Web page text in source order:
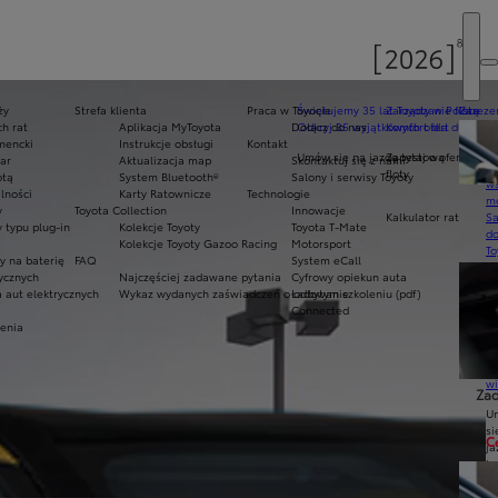
Świętujemy 35 lat Toyoty w Polsce
Odkryj 35 wyjątkowych ofert
Umów się na jazdę testową
rat
Zarządzanie flotą
Komfort dla dużych
Zapytaj o ofertę dla
floty
Kalkulator rat
Strefa klienta
Aplikacja MyToyota
Instrukcje obsługi
Aktualizacja map
System Bluetooth®
Karty Ratownicze
Toyota Collection
Kolekcje Toyoty
Kolekcje Toyoty Gazoo Racing
FAQ
Najczęściej zadawane pytania
Wykaz wydanych zaświadczeń o odbytym szkoleniu (pdf)
typu plug-in
na baterię
aut elektrycznych
Praca w Toyocie
Dołącz do nas
Kontakt
Skontaktuj się z nami
Salony i serwisy Toyoty
Technologie
Innowacje
Toyota T-Mate
Motorsport
System eCall
Cyfrowy opiekun auta
Ładowanie
Connected